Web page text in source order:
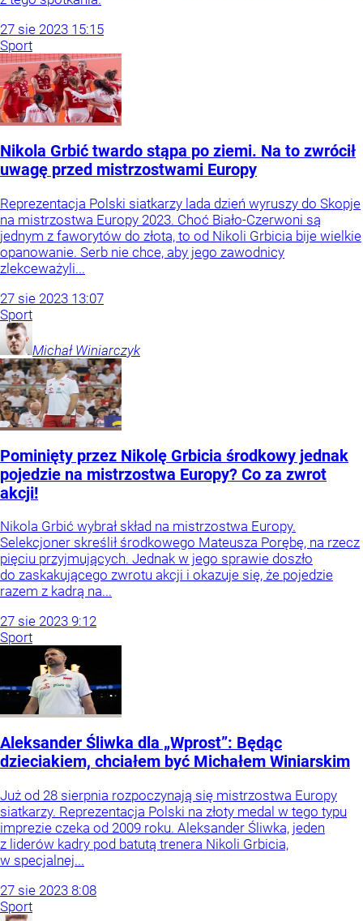
27 sie 2023 15:15
Sport
Nikola Grbić twardo stąpa po ziemi. Na to zwrócił
uwagę przed mistrzostwami Europy
Reprezentacja Polski siatkarzy lada dzień wyruszy do Skopje
na mistrzostwa Europy 2023. Choć Biało-Czerwoni są
jednym z faworytów do złota, to od Nikoli Grbicia bije wielkie
opanowanie. Serb nie chce, aby jego zawodnicy
zlekceważyli...
27 sie 2023 13:07
Sport
Michał Winiarczyk
Pominięty przez Nikolę Grbicia środkowy jednak
pojedzie na mistrzostwa Europy? Co za zwrot
akcji!
Nikola Grbić wybrał skład na mistrzostwa Europy.
Selekcjoner skreślił środkowego Mateusza Porębę, na rzecz
pięciu przyjmujących. Jednak w jego sprawie doszło
do zaskakującego zwrotu akcji i okazuje się, że pojedzie
razem z kadrą na...
27 sie 2023 9:12
Sport
Aleksander Śliwka dla „Wprost”: Będąc
dzieciakiem, chciałem być Michałem Winiarskim
Już od 28 sierpnia rozpoczynają się mistrzostwa Europy
siatkarzy. Reprezentacja Polski na złoty medal w tego typu
imprezie czeka od 2009 roku. Aleksander Śliwka, jeden
z liderów kadry pod batutą trenera Nikoli Grbicia,
w specjalnej...
27 sie 2023 8:08
Sport